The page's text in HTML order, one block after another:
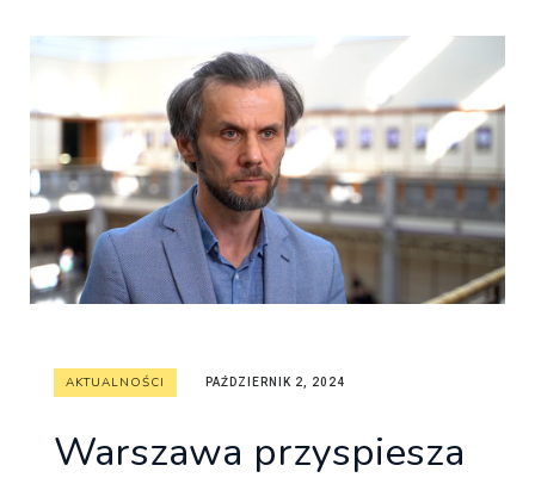
AKTUALNOŚCI PAŹDZIERNIK 2, 2024
Warszawa przyspiesza